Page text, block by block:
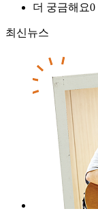
더 궁금해요0
최신뉴스